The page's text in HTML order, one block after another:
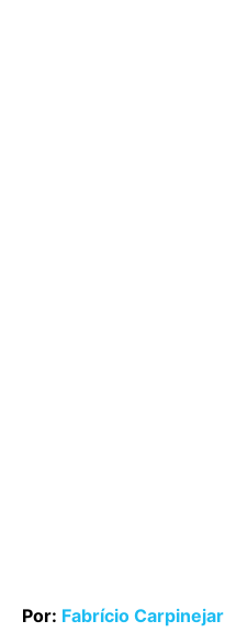
Por: Fabrício Carpinejar